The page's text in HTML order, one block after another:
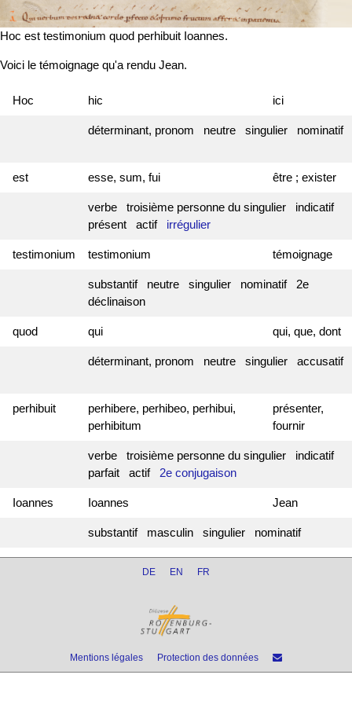
Hoc est testimonium quod perhibuit Ioannes.
Voici le témoignage qu'a rendu Jean.
Hoc hic ici
déterminant, pronom neutre singulier nominatif
est esse, sum, fui être ; exister
verbe troisième personne du singulier indicatif
présent actif irrégulier
testimonium testimonium témoignage
substantif neutre singulier nominatif 2e
déclinaison
quod qui qui, que, dont
déterminant, pronom neutre singulier accusatif
perhibuit
perhibere, perhibeo, perhibui,
perhibitum
présenter,
fournir
verbe troisième personne du singulier indicatif
parfait actif 2e conjugaison
Ioannes Ioannes Jean
substantif masculin singulier nominatif
DE EN FR
Mentions légales Protection des données